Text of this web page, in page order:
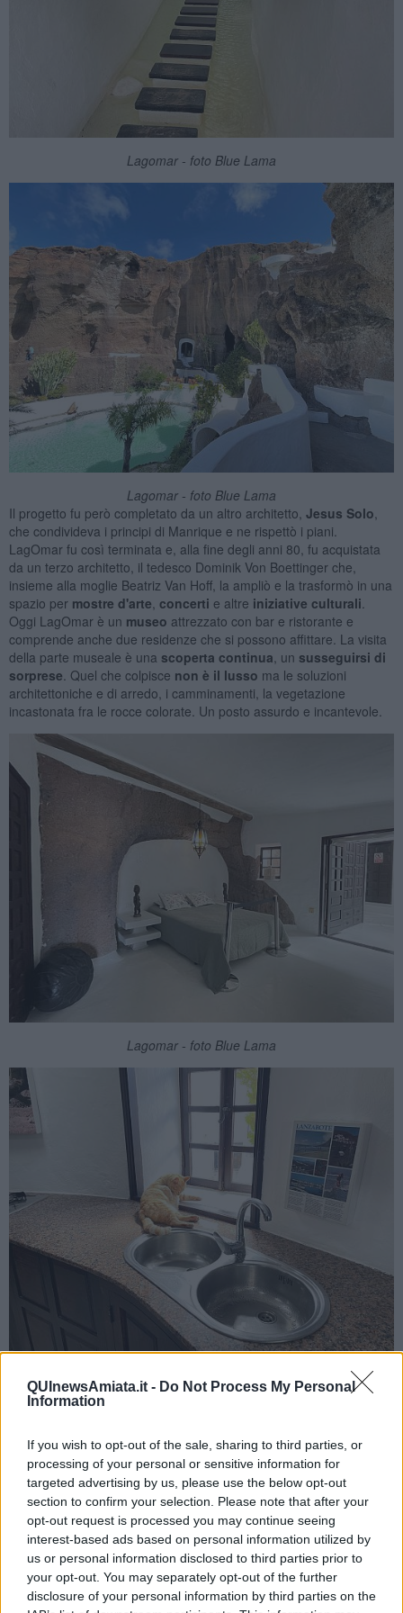
QUInewsAmiata.it - Do Not Process My Personal
Information
If you wish to opt-out of the sale, sharing to third parties, or
processing of your personal or sensitive information for
targeted advertising by us, please use the below opt-out
section to confirm your selection. Please note that after your
opt-out request is processed you may continue seeing
interest-based ads based on personal information utilized by
us or personal information disclosed to third parties prior to
your opt-out. You may separately opt-out of the further
disclosure of your personal information by third parties on the
Lagomar - foto Blue Lama
Lagomar - foto Blue Lama
Il progetto fu però completato da un altro architetto, Jesus Solo
che condivideva i principi di Manrique e ne rispettò i piani.
LagOmar fu così terminata e, alla fine degli anni 80, fu acquistata
da un terzo architetto, il tedesco Dominik Von Boettinger che,
insieme alla moglie Beatriz Van Hoff, la ampliò e la trasformò in una
spazio per mostre d'arte concerti e altre iniziative culturali
Oggi LagOmar è un museo attrezzato con bar e ristorante e
comprende anche due residenze che si possono affittare. La visita
della parte museale è una scoperta continua , un susseguirsi di
sorprese . Quel che colpisce non è il lusso ma le soluzioni
architettoniche e di arredo, i camminamenti, la vegetazione
incastonata fra le rocce colorate. Un posto assurdo e incantevole.
Lagomar - foto Blue Lama
Lagomar - foto Blue Lama